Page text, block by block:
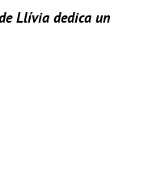
Llívia dedica un